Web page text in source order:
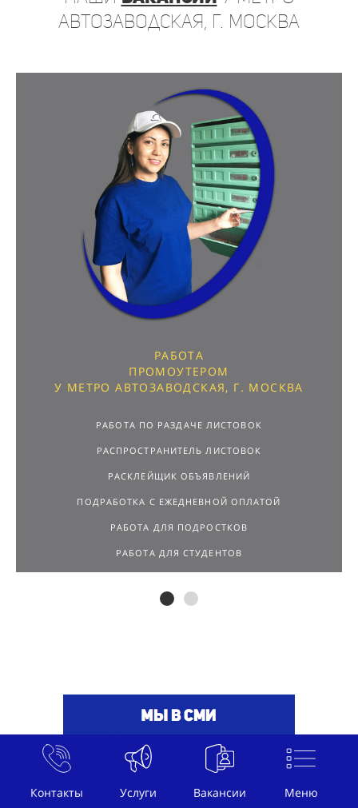
Контакты Услуги Вакансии Меню
Автозаводская, г. Москва
РАБОТА
ПРОМОУТЕРОМ
У МЕТРО АВТОЗАВОДСКАЯ, Г. МОСКВА
РАБОТА ПО РАЗДАЧЕ ЛИСТОВОК
РАСПРОСТРАНИТЕЛЬ ЛИСТОВОК
РАСКЛЕЙЩИК ОБЪЯВЛЕНИЙ
ПОДРАБОТКА С ЕЖЕДНЕВНОЙ ОПЛАТОЙ
РАБОТА ДЛЯ ПОДРОСТКОВ
РАБОТА ДЛЯ СТУДЕНТОВ